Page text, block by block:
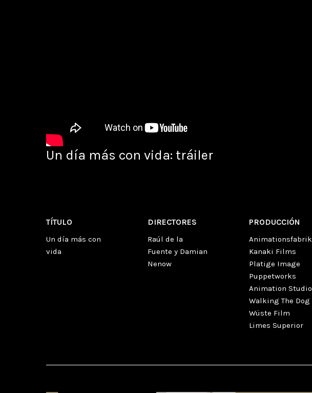
Un día más con vida: tráiler
TÍTULO
Un día más con
vida
DIRECTORES
Raúl de la
Fuente y Damian
Nenow
PRODUCCIÓN
Animationsfabrik
Kanaki Films
Platige Image
Puppetworks
Animation Studio
Walking The Dog
Wüste Film
Limes Superior